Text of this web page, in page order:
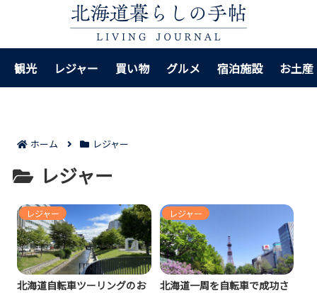
観光 レジャー 買い物 グルメ 宿泊施設 お土産
ホーム レジャー
レジャー
レジャー
北海道自転車ツーリングのお
レジャー
北海道一周を自転車で成功さ